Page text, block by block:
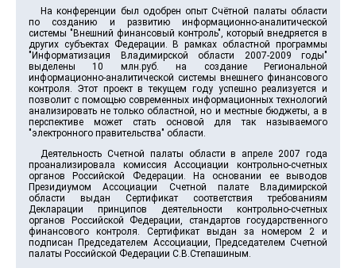
На конференции был одобрен опыт Счётной палаты области
по созданию и развитию информационно-аналитической
системы "Внешний финансовый контроль", который внедряется в
других субъектах Федерации. В рамках областной программы
"Информатизация Владимирской области 2007-2009 годы"
выделены 10 млн.руб. на создание Региональной
информационно-аналитической системы внешнего финансового
контроля. Этот проект в текущем году успешно реализуется и
позволит с помощью современных информационных технологий
анализировать не только областной, но и местные бюджеты, а в
перспективе может стать основой для так называемого
"электронного правительства" области.
Деятельность Счетной палаты области в апреле 2007 года
проанализировала комиссия Ассоциации контрольно-счетных
органов Российской Федерации. На основании ее выводов
Президиумом Ассоциации Счетной палате Владимирской
области выдан Сертификат соответствия требованиям
Декларации принципов деятельности контрольно-счетных
органов Российской Федерации, стандартов государственного
финансового контроля. Сертификат выдан за номером 2 и
подписан Председателем Ассоциации, Председателем Счетной
палаты Российской Федерации С.В.Степашиным.